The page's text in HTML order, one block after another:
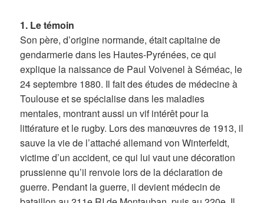
1. Le témoin
Son père, d’origine normande, était capitaine de
gendarmerie dans les Hautes-Pyrénées, ce qui
explique la naissance de Paul Voivenel à Séméac, le
24 septembre 1880. Il fait des études de médecine à
Toulouse et se spécialise dans les maladies
mentales, montrant aussi un vif intérêt pour la
littérature et le rugby. Lors des manœuvres de 1913, il
sauve la vie de l’attaché allemand von Winterfeldt,
victime d’un accident, ce qui lui vaut une décoration
prussienne qu’il renvoie lors de la déclaration de
guerre. Pendant la guerre, il devient médecin de